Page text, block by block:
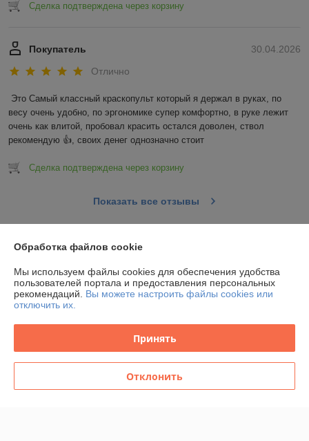
Сделка подтверждена через корзину
30.04.2026
Покупатель
Отлично
Это Самый классный краскопульт который я держал в руках, по
весу очень удобно, по эргономике супер комфортно, в руке лежит
очень как влитой, пробовал красить остался доволен, ствол
рекомендую 👍, своих денег однозначно стоит
Сделка подтверждена через корзину
Показать все отзывы
О нас
Контакты
Политика обработки cookies
Обработка файлов cookie
Мы используем файлы cookies для обеспечения удобства
пользователей портала и предоставления персональных
рекомендаций. Вы можете настроить файлы cookies или
отключить их.
Принять
Отклонить